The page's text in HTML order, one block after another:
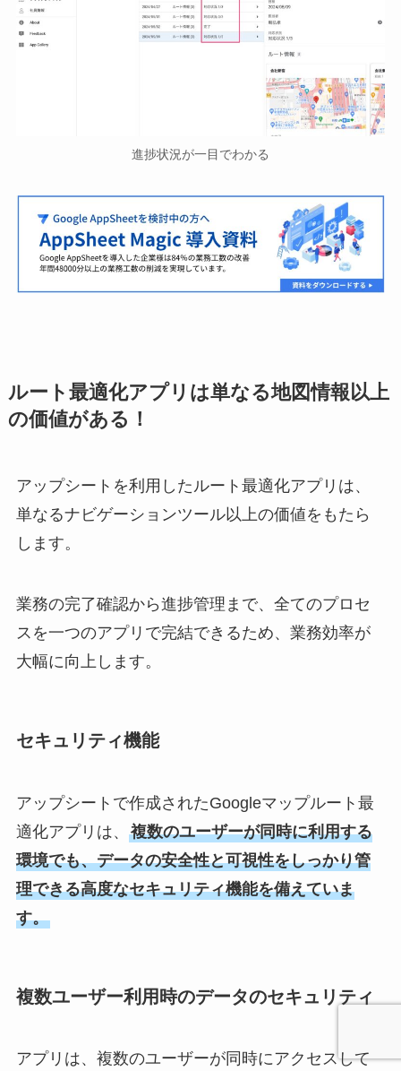
進捗状況が一目でわかる
ルート最適化アプリは単なる地図情報以上
の価値がある！
アップシートを利用したルート最適化アプリは、
単なるナビゲーションツール以上の価値をもたら
します。
業務の完了確認から進捗管理まで、全てのプロセ
スを一つのアプリで完結できるため、業務効率が
大幅に向上します。
セキュリティ機能
アップシートで作成されたGoogleマップルート最
適化アプリは、 複数のユーザーが同時に利用する
環境でも、データの安全性と可視性をしっかり管
理できる高度なセキュリティ機能を備えていま
す。
複数ユーザー利用時のデータのセキュリティ
アプリは、複数のユーザーが同時にアクセスして